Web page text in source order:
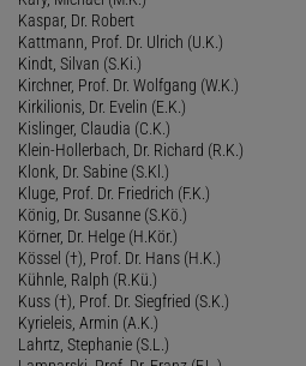
Kaspar, Dr. Robert
Kattmann, Prof. Dr. Ulrich (U.K.)
Kindt, Silvan (S.Ki.)
Kirchner, Prof. Dr. Wolfgang (W.K.)
Kirkilionis, Dr. Evelin (E.K.)
Kislinger, Claudia (C.K.)
Klein-Hollerbach, Dr. Richard (R.K.)
Klonk, Dr. Sabine (S.Kl.)
Kluge, Prof. Dr. Friedrich (F.K.)
König, Dr. Susanne (S.Kö.)
Körner, Dr. Helge (H.Kör.)
Kössel (†), Prof. Dr. Hans (H.K.)
Kühnle, Ralph (R.Kü.)
Kuss (†), Prof. Dr. Siegfried (S.K.)
Kyrieleis, Armin (A.K.)
Lahrtz, Stephanie (S.L.)